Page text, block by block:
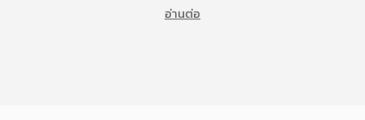
อ่านต่อ